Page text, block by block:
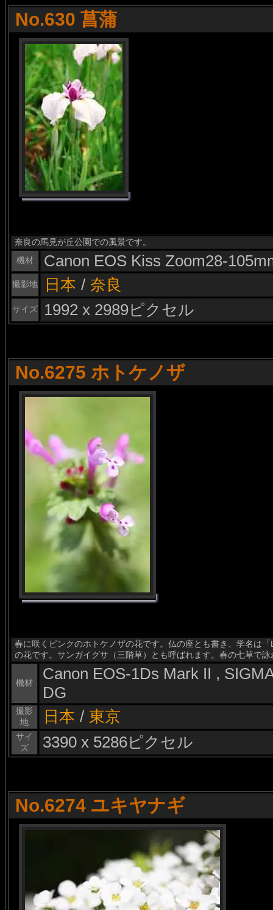
No.630 菖蒲
奈良の馬見が丘公園での風景です。
機材
Canon EOS Kiss Zoom28-
撮影地 日本 / 奈良
サイズ 1992 x 2989ピクセル
No.6275 ホトケノザ
春に咲くピンクのホトケノザの花です。仏の座とも書き、学名は
の花です。サンガイグサ（三階草）とも呼ばれます。春の七草で
機材
Canon EOS-1Ds Mark II ,
DG
撮影
地
日本 / 東京
サイ
ズ
3390 x 5286ピクセル
No.6274 ユキヤナギ